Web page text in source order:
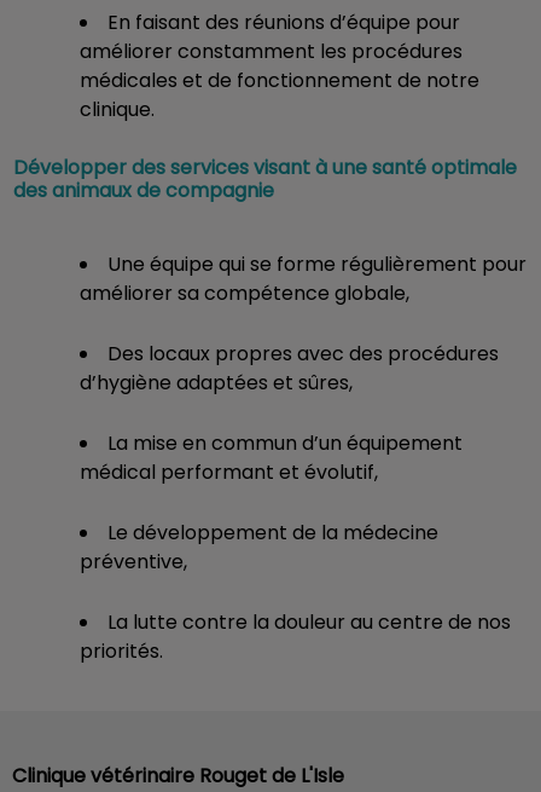
En faisant des réunions d’équipe pour
améliorer constamment les procédures
médicales et de fonctionnement de notre
clinique.
Développer des services visant à une santé optimale
des animaux de compagnie
Une équipe qui se forme régulièrement pour
améliorer sa compétence globale,
Des locaux propres avec des procédures
d’hygiène adaptées et sûres,
La mise en commun d’un équipement
médical performant et évolutif,
Le développement de la médecine
préventive,
La lutte contre la douleur au centre de nos
priorités.
Clinique vétérinaire Rouget de L'Isle